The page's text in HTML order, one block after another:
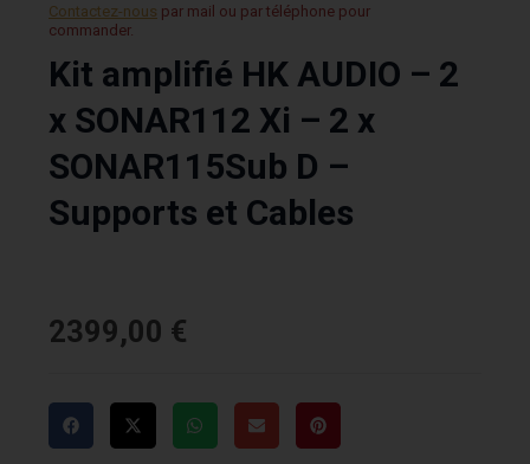
Contactez-nous par mail ou par téléphone pour
commander.
Kit amplifié HK AUDIO – 2
x SONAR112 Xi – 2 x
SONAR115Sub D –
Supports et Cables
2399,00 €